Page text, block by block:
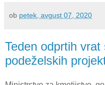
ob petek, avgust 07, 2020
Teden odprtih
podeželskih